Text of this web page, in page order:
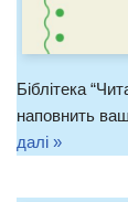
Біблітека
наповнить
далі »